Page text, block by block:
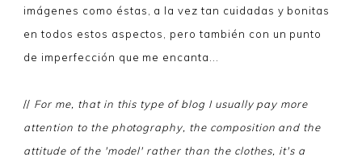
imágenes como éstas, a la vez tan cuidadas y bonitas
en todos estos aspectos, pero también con un punto
de imperfección que me encanta...
// For me, that in this type of blog I usually pay more
attention to the photography, the composition and the
attitude of the 'model' rather than the clothes, it's a